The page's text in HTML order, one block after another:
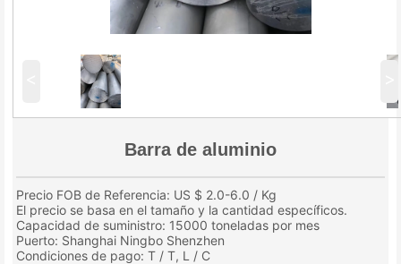
Barra de aluminio
Precio FOB de Referencia: US $ 2.0-6.0 / Kg
El precio se basa en el tamaño y la cantidad específicos.
Capacidad de suministro: 15000 toneladas por mes
Puerto: Shanghai Ningbo Shenzhen
Condiciones de pago: T / T, L / C